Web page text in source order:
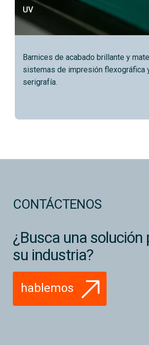
UV
Barnices de acabado brillante y
sistemas de impresión flexográfica
serigrafía.
CONTÁCTENOS
¿Busca una solución
su industria?
hablemos